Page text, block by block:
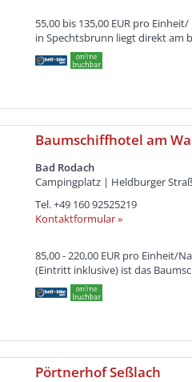
55,00 bis 135,00 EUR pro
in Spechtsbrunn liegt direkt am
Baumschiffhotel am
Bad Rodach
Campingplatz | Heldburger
Tel.+49 160 92525219
Kontaktformular »
85,00 - 220,00 EUR pro Einheit/
(Eintritt inklusive) ist das
Pörtnerhof Seßlach